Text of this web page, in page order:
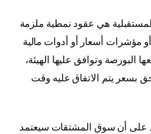
هي عقود نمطية ملزمة
أو مؤشرات أسعار أو أدوات مالية
وتوافق عليها الهيئة،
بسعر يتم الاتفاق عليه وقت
على أن سوق المشتقات سيعتمد